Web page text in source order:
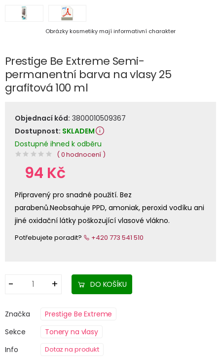
Obrázky kosmetiky mají informativní charakter
Prestige Be Extreme Semi-
permanentní barva na vlasy 25
grafitová 100 ml
Objednací kód: 3800010509367
Dostupnost: SKLADEM
Dostupné ihned k odběru
( 0 hodnocení )
94 Kč
Připravený pro snadné použití. Bez
parabenů.Neobsahuje PPD, amoniak, peroxid vodíku ani
jiné oxidační látky poškozující vlasové vlákno.
Potřebujete poradit? +420 773 541 510
DO KOŠÍKU
Značka
Prestige Be Extreme
Sekce
Tonery na vlasy
Info
Dotaz na produkt